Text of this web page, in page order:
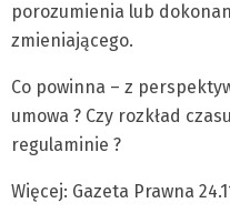
porozumienia lub
zmieniającego.
Co powinna – z
umowa ? Czy rozkład
regulaminie ?
Więcej: Gazeta Prawna